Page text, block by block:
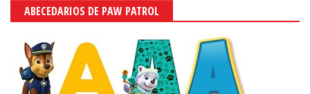
ABECEDARIOS DE PAW PATROL